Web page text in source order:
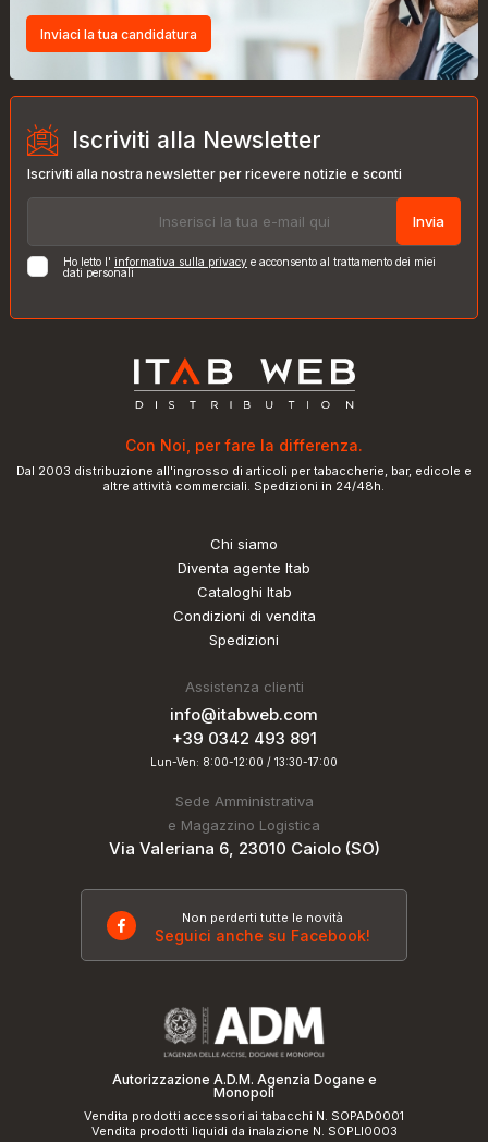
Inviaci la tua candidatura
Iscriviti alla Newsletter
Iscriviti alla nostra newsletter per ricevere notizie e sconti
Invia
Ho letto l' informativa sulla privacy e acconsento al trattamento dei miei
dati personali
Con Noi, per fare la differenza.
Dal 2003 distribuzione all'ingrosso di articoli per tabaccherie, bar, edicole e
altre attività commerciali. Spedizioni in 24/48h.
Chi siamo
Diventa agente Itab
Cataloghi Itab
Condizioni di vendita
Spedizioni
Assistenza clienti
info@itabweb.com
+39 0342 493 891
Lun-Ven: 8:00-12:00 / 13:30-17:00
Sede Amministrativa
e Magazzino Logistica
Via Valeriana 6, 23010 Caiolo (SO)
Non perderti tutte le novità
Seguici anche su Facebook!
Autorizzazione A.D.M. Agenzia Dogane e
Monopoli
Vendita prodotti accessori ai tabacchi N. SOPAD0001
Vendita prodotti liquidi da inalazione N. SOPLI0003